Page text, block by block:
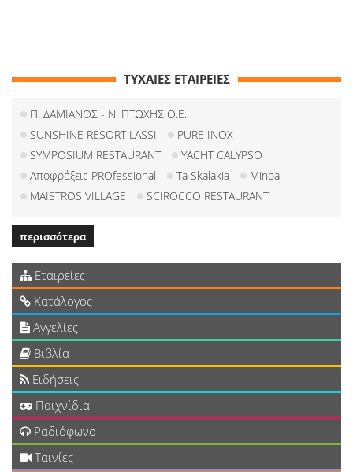
ΤΥΧΑΙΕΣ ΕΤΑΙΡΕΙΕΣ
Π. ΔΑΜΙΑΝΟΣ - Ν. ΠΤΩΧΗΣ Ο.Ε.
SUNSHINE RESORT LASSI
PURE INOX
SYMPOSIUM RESTAURANT
YACHT CALYPSO
Αποφράξεις PROfessional
Ta Skalakia
Minoa
MAISTROS VILLAGE
SCIROCCO RESTAURANT
περισσότερα
Εταιρείες
Κατάλογος
Αγγελίες
Βιβλία
Ειδήσεις
Παιχνίδια
Ραδιόφωνο
Ταινίες